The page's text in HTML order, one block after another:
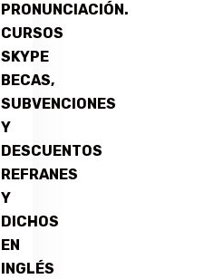
PRONUNCIACIÓN.
CURSOS
SKYPE
BECAS,
SUBVENCIONES
Y
DESCUENTOS
REFRANES
Y
DICHOS
EN
INGLÉS